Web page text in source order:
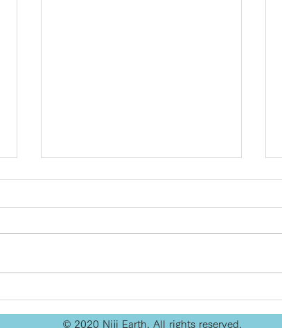
2021年 ありがとうござい
ました♡
© 2020 Niji Earth. All rights reserved.